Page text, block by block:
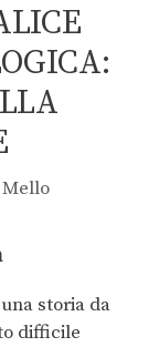
storia da
difficile